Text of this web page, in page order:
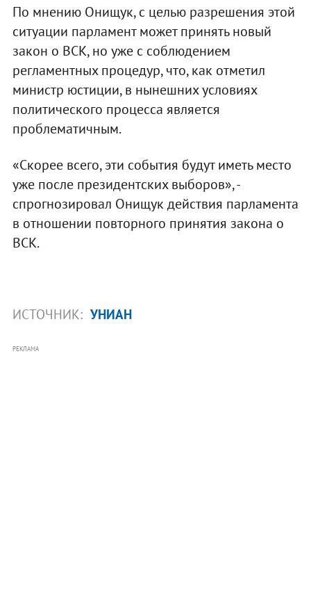
По мнению Онищук, с целью разрешения этой
ситуации парламент может принять новый
закон о ВСК, но уже с соблюдением
регламентных процедур, что, как отметил
министр юстиции, в нынешних условиях
политического процесса является
проблематичным.
«Скорее всего, эти события будут иметь место
уже после президентских выборов», -
спрогнозировал Онищук действия парламента
в отношении повторного принятия закона о
ВСК.
ИСТОЧНИК: УНИАН
РЕКЛАМА